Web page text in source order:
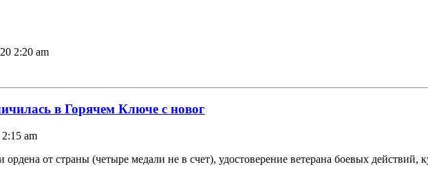
2:20 am
в Горячем Ключе с новог
am
от страны (четыре медали не в счет), удостоверение ветерана боевых действий,